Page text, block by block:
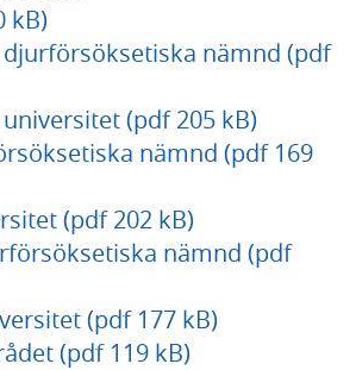
kB)
nämnd (pdf
(pdf 205 kB)
nämnd (pdf 169
(pdf 202 kB)
nämnd (pdf
(pdf 177 kB)
(pdf 119 kB)